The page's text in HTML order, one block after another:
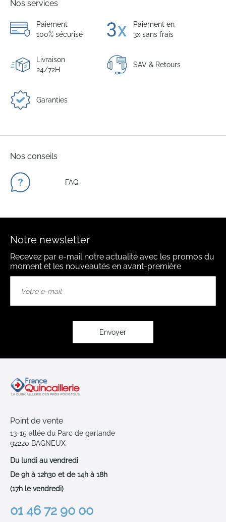
Nos services
Paiement
100% sécurisé
Paiement en
3x sans frais
Livraison
24/72H
SAV & Retours
Garanties
Nos conseils
FAQ
Notre newsletter
Recevez par e-mail notre actualité avec les promos du
moment et les nouveautés en avant-première
Envoyer
Point de vente
13-15 allée du Parc de garlande
92220 BAGNEUX
Du lundi au vendredi
De 9h à 12h30 et de 14h à 18h
(17h le vendredi)
01 46 72 90 00